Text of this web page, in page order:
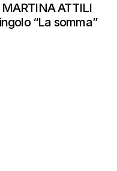
ATTILI
“La somma”